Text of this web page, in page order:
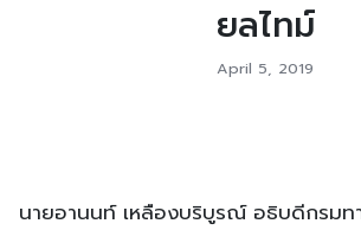
ยลไทม์
April 5, 2019
นายอานนท์ เหลืองบริบูรณ์ อธิบดีกรมท